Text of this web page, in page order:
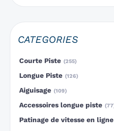
CATEGORIES
Accessoires longue piste 77
Aiguisage 109
Courte Piste 255
Longue Piste 126
Patinage de vitesse en ligne